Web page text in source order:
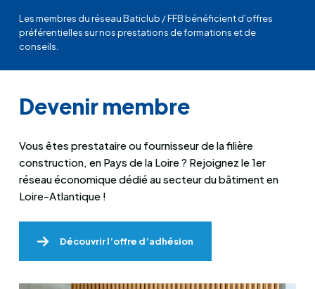
Les membres du réseau Baticlub / FFB bénéficient d’offres
préférentielles sur nos prestations de formations et de
conseils.
Devenir membre
Vous êtes prestataire ou fournisseur de la filière
construction, en Pays de la Loire ? Rejoignez le 1er
réseau économique dédié au secteur du bâtiment en
Loire-Atlantique !
Découvrir l’offre d’adhésion